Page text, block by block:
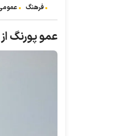
فرهنگ
عمو پورنگ